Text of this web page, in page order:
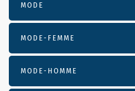
MODE
MODE-FEMME
MODE-HOMME